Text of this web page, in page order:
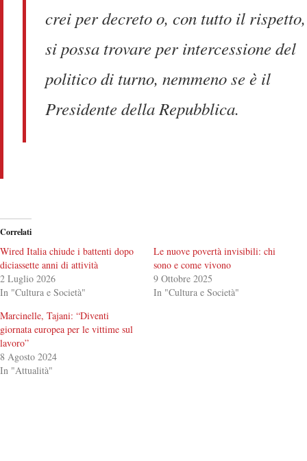
crei per decreto o, con tutto il rispetto,
si possa trovare per intercessione del
politico di turno, nemmeno se è il
Presidente della Repubblica.
Correlati
Wired Italia chiude i battenti dopo
diciassette anni di attività
2 Luglio 2026
In "Cultura e Società"
Le nuove povertà invisibili: chi
sono e come vivono
9 Ottobre 2025
In "Cultura e Società"
Marcinelle, Tajani: “Diventi
giornata europea per le vittime sul
lavoro”
8 Agosto 2024
In "Attualità"